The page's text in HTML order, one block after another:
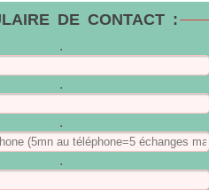
DE CONTACT :
.
.
.
.